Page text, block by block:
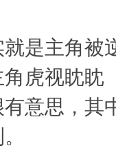
是主角被
虎视眈眈
意思，其